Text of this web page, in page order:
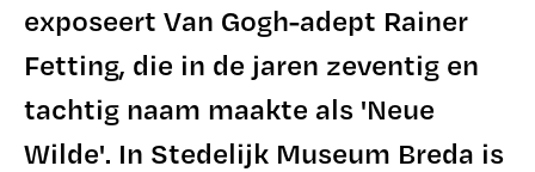
exposeert Van Gogh-adept Rainer
Fetting, die in de jaren zeventig en
tachtig naam maakte als 'Neue
Wilde'. In Stedelijk Museum Breda is